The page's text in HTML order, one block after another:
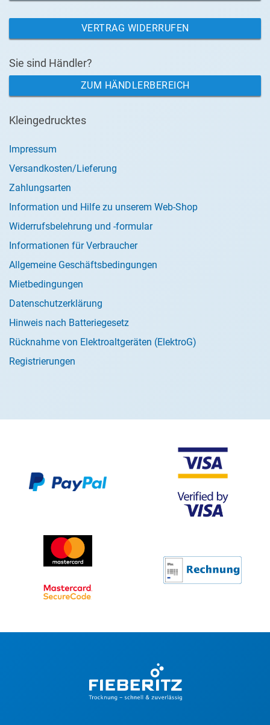
VERTRAG WIDERRUFEN
Sie sind Händler?
ZUM HÄNDLERBEREICH
Kleingedrucktes
Impressum
Versandkosten/Lieferung
Zahlungsarten
Information und Hilfe zu unserem Web-Shop
Widerrufsbelehrung und -formular
Informationen für Verbraucher
Allgemeine Geschäftsbedingungen
Mietbedingungen
Datenschutzerklärung
Hinweis nach Batteriegesetz
Rücknahme von Elektroaltgeräten (ElektroG)
Registrierungen